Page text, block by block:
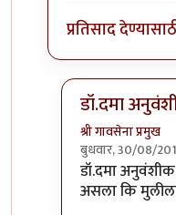
प्रतिसाद
डॉ.दमा
श्री गावसेना प्रमुख
बुधवार, 30/08/
In reply to
डॉ.दमा
असला कि